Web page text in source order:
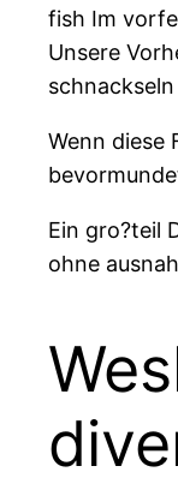
fish Im
Unsere
Wenn diese
Ein gro?teil
ohne